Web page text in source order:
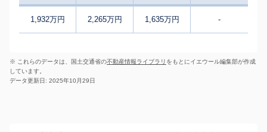
1,932万円 2,265万円 1,635万円 -
※ これらのデータは、国土交通省の不動産情報ライブラリ をもとにイエウール編集部が作成
しています。
データ更新日: 2025年10月29日